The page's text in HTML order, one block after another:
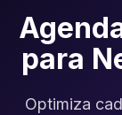
para
Optimiza